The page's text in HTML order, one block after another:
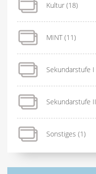
Kultur (18)
MINT(11)
Sekundarstufe I
Sekundarstufe II
Sonstiges (1)